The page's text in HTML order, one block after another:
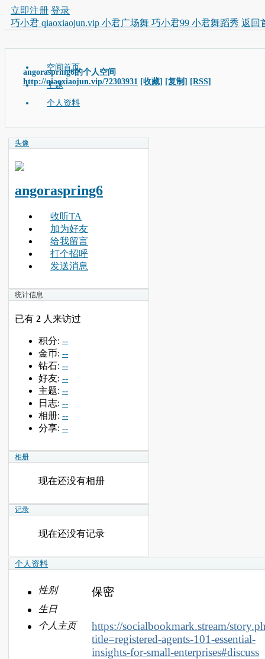
立即注册 登录
巧小君 qiaoxiaojun.vip 小君广场舞 巧小君99 小君舞蹈秀 返回
angoraspring6的个人空间
http://qiaoxiaojun.vip/?2303931 [收藏] [复制] [RSS]
空间首页
主题
个人资料
头像
angoraspring6
收听TA
加为好友
给我留言
打个招呼
发送消息
统计信息
已有 2 人来访过
积分: --
金币: --
钻石: --
好友: --
主题: --
日志: --
相册: --
分享: --
相册
现在还没有相册
记录
现在还没有记录
个人资料
性别 保密
生日
个人主页
https://socialbookmark.stream/
title=registered-agents-101-essential-
insights-for-small-enterprises#discuss